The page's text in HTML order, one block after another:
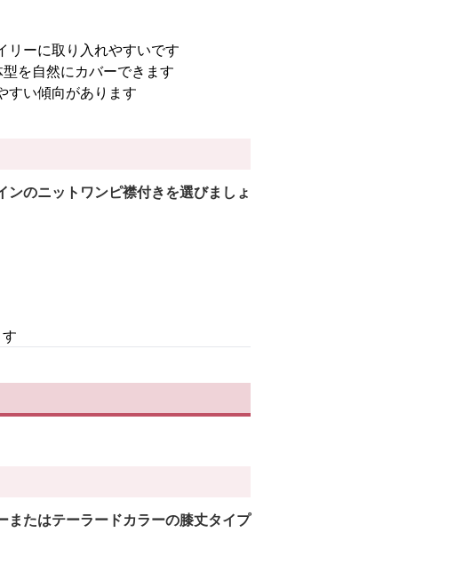
リーに取り入れやすいです
を自然にカバーできます
すい傾向があります
のニットワンピ襟付きを選びましょ
たはテーラードカラーの膝丈タイプ